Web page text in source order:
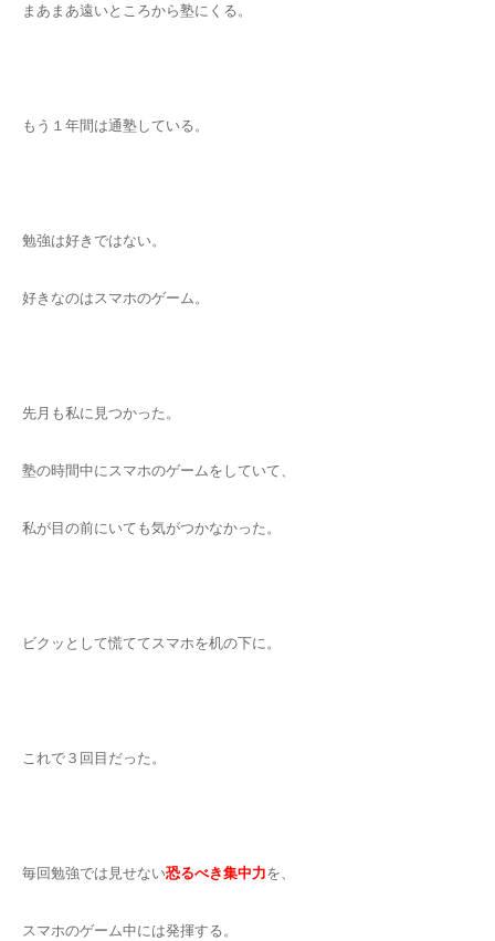
まあまあ遠いところから塾にくる。
もう１年間は通塾している。
勉強は好きではない。
好きなのはスマホのゲーム。
先月も私に見つかった。
塾の時間中にスマホのゲームをしていて、
私が目の前にいても気がつかなかった。
ビクッとして慌ててスマホを机の下に。
これで３回目だった。
毎回勉強では見せない恐るべき集中力を、
スマホのゲーム中には発揮する。